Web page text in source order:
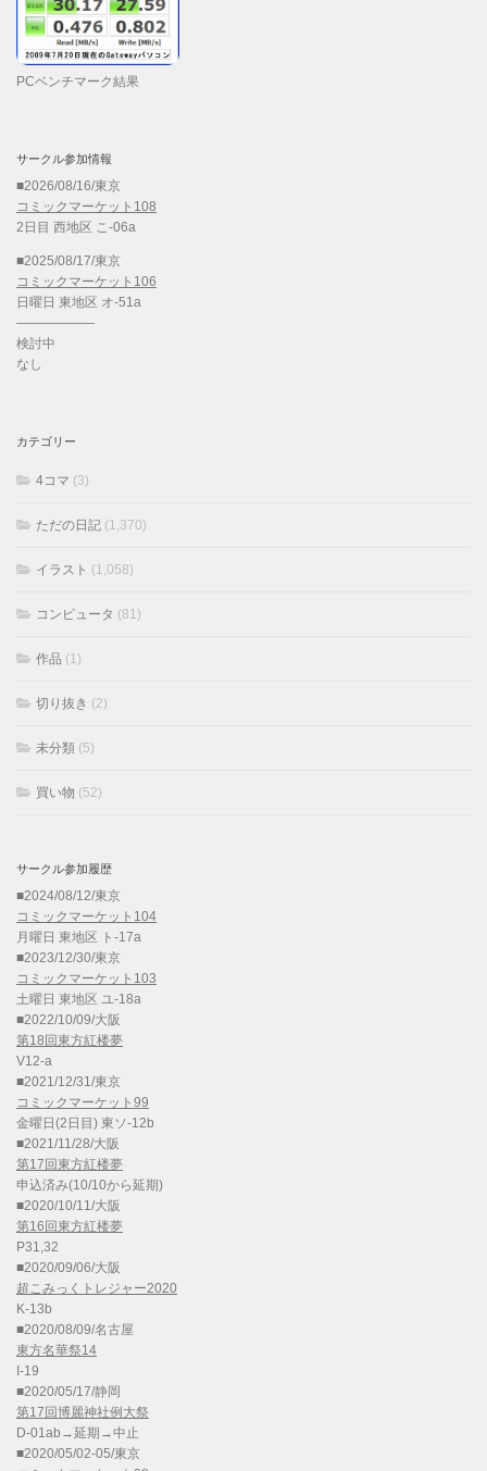
PCベンチマーク結果
サークル参加情報
■2026/08/16/東京
コミックマーケット108
2日目 西地区 こ-06a
■2025/08/17/東京
コミックマーケット106
日曜日 東地区 オ-51a
——————
検討中
なし
カテゴリー
4コマ (3)
ただの日記 (1,370)
イラスト (1,058)
コンピュータ (81)
作品 (1)
切り抜き (2)
未分類 (5)
買い物 (52)
サークル参加履歴
■2024/08/12/東京
コミックマーケット104
月曜日 東地区 ト-17a
■2023/12/30/東京
コミックマーケット103
土曜日 東地区 ユ-18a
■2022/10/09/大阪
第18回東方紅楼夢
V12-a
■2021/12/31/東京
コミックマーケット99
金曜日(2日目) 東ソ-12b
■2021/11/28/大阪
第17回東方紅楼夢
申込済み(10/10から延期)
■2020/10/11/大阪
第16回東方紅楼夢
P31,32
■2020/09/06/大阪
超こみっくトレジャー2020
K-13b
■2020/08/09/名古屋
東方名華祭14
I-19
■2020/05/17/静岡
第17回博麗神社例大祭
D-01ab→延期→中止
■2020/05/02-05/東京